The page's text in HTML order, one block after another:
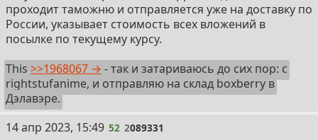
проходит таможню и отправляется уже на доставку по
России, указывает стоимость всех вложений в
посылке по текущему курсу.
This >>1968067 → - так и затариваюсь до сих пор: с
rightstufanime, и отправляю на склад boxberry в
Дэлавэре.
52
14 апр 2023, 15:49 52 2089331